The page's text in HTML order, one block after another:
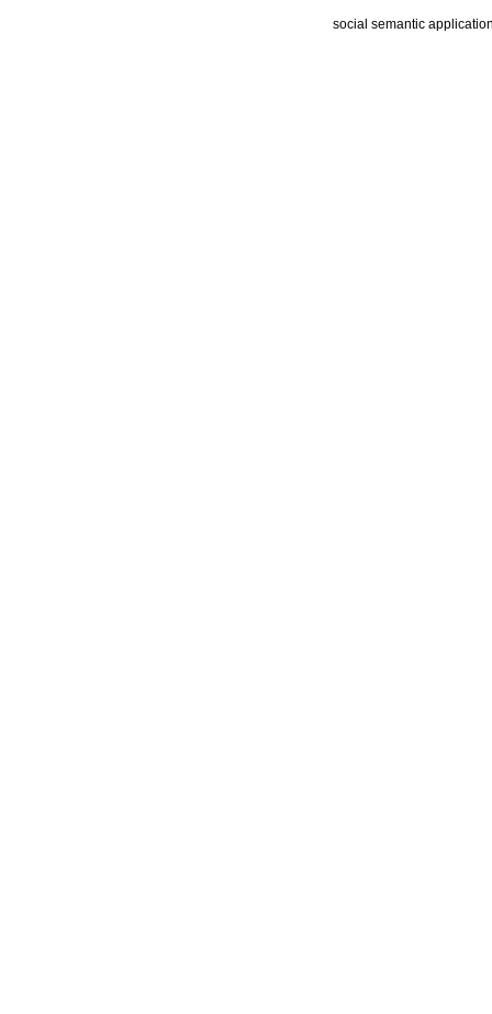
social semantic